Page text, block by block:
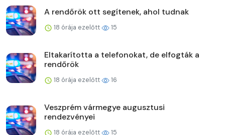
A rendőrök ott segítenek, ahol tudnak
18 órája ezelőtt 15
Eltakarította a telefonokat, de elfogták a
rendőrök
18 órája ezelőtt 16
Veszprém vármegye augusztusi
rendezvényei
18 órája ezelőtt 15